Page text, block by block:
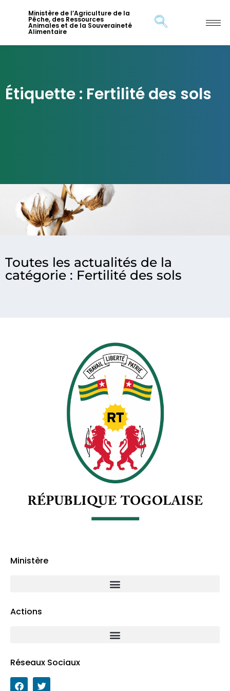
Ministère de l’Agriculture de la
Pêche, des Ressources
Animales et de la Souveraineté
Alimentaire
Étiquette : Fertilité des sols
Toutes les actualités de la
catégorie : Fertilité des sols
Ministère
Actions
Réseaux Sociaux